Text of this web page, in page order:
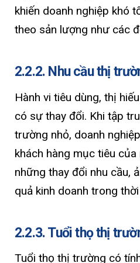
khiến doanh nghiệp khó
theo sản lượng như các
2.2.2. Nhu cầu thị
Hành vi tiêu dùng, thị
có sự thay đổi. Khi tập
trường nhỏ, doanh
khách hàng mục tiêu
những thay đổi nhu cầu,
quả kinh doanh trong
2.2.3. Tuổi thọ thị
Tuổi thọ thị trường có